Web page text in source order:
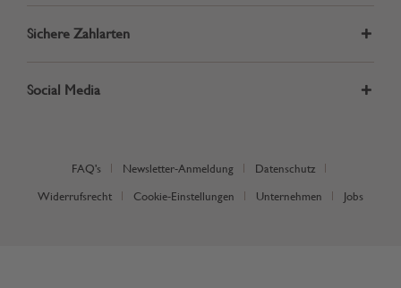
Sichere Zahlarten
Social Media
FAQ's Newsletter-Anmeldung Datenschutz
Widerrufsrecht Cookie-Einstellungen Unternehmen Jobs